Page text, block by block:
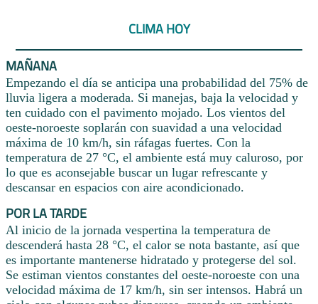
CLIMA HOY
MAÑANA
Empezando el día se anticipa una probabilidad del 75% de
lluvia ligera a moderada. Si manejas, baja la velocidad y
ten cuidado con el pavimento mojado. Los vientos del
oeste-noroeste soplarán con suavidad a una velocidad
máxima de 10 km/h, sin ráfagas fuertes. Con la
temperatura de 27 °C, el ambiente está muy caluroso, por
lo que es aconsejable buscar un lugar refrescante y
descansar en espacios con aire acondicionado.
POR LA TARDE
Al inicio de la jornada vespertina la temperatura de
descenderá hasta 28 °C, el calor se nota bastante, así que
es importante mantenerse hidratado y protegerse del sol.
Se estiman vientos constantes del oeste-noroeste con una
velocidad máxima de 17 km/h, sin ser intensos. Habrá un